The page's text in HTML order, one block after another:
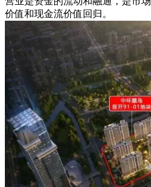
价值和现金流价值回归。